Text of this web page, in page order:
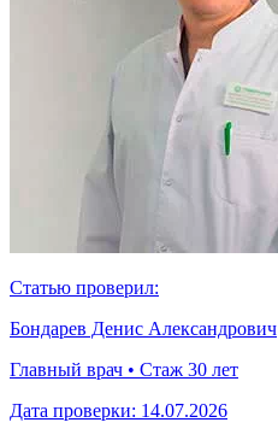
Статью проверил:
Бондарев Денис Александрович
Главный врач • Стаж 30 лет
Дата проверки: 14.07.2026